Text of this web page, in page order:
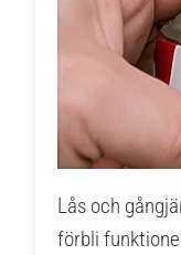
Lås och
förbli